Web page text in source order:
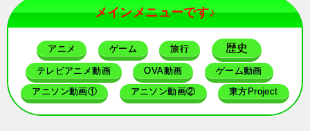
メインメニューです♪
アニメ ゲーム 旅行 歴史
テレビアニメ動画 OVA動画 ゲーム動画
アニソン動画① アニソン動画② 東方Project